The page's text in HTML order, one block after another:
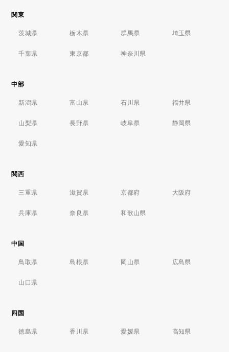
関東
茨城県 栃木県 群馬県 埼玉県
千葉県 東京都 神奈川県
中部
新潟県 富山県 石川県 福井県
山梨県 長野県 岐阜県 静岡県
愛知県
関西
三重県 滋賀県 京都府 大阪府
兵庫県 奈良県 和歌山県
中国
鳥取県 島根県 岡山県 広島県
山口県
四国
徳島県 香川県 愛媛県 高知県